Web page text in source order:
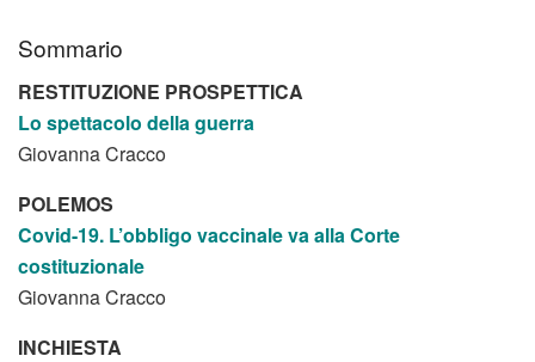
Sommario
RESTITUZIONE PROSPETTICA
Lo spettacolo della guerra
Giovanna Cracco
POLEMOS
Covid-19. L’obbligo vaccinaleva alla Corte
costituzionale
Giovanna Cracco
INCHIESTA